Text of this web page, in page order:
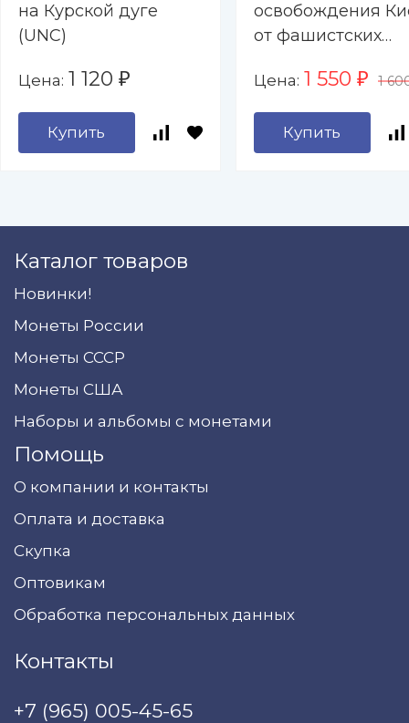
на Курской дуге
(UNC)
Цена: 1 120 ₽
Купить
освобождения
от фашистских
Цена: 1 550 ₽ 1
Купить
Каталог товаров
Новинки!
Монеты России
Монеты СССР
Монеты США
Наборы и альбомы с монетами
Помощь
О компании и контакты
Оплата и доставка
Скупка
Оптовикам
Обработка персональных данных
Контакты
+7 (965) 005-45-65